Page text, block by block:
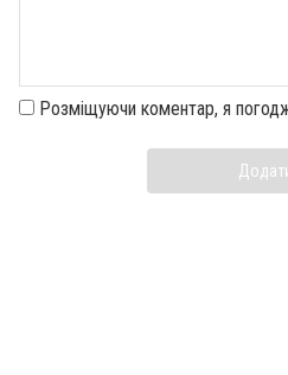
Розміщуючи коментар, я